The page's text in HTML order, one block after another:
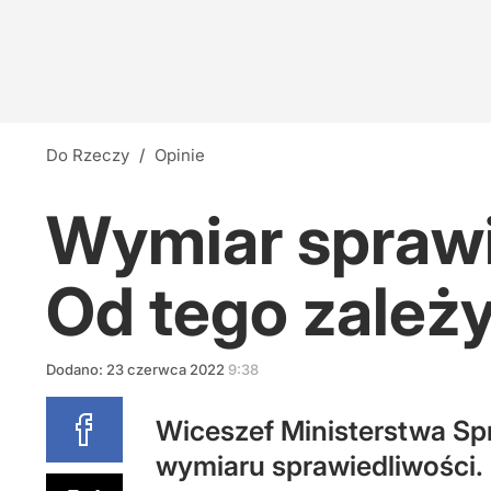
Polacy wskazali najlepszego prezydenta.
31
Co czwarty Polak nie wie, na kogo zagłosuje.
Do Rzeczy / Opinie
Wymiar
Od tego
Dodano: 23czerwca 2022 9:38
Wiceszef Ministerstwa
wymiaru sprawiedliwości.